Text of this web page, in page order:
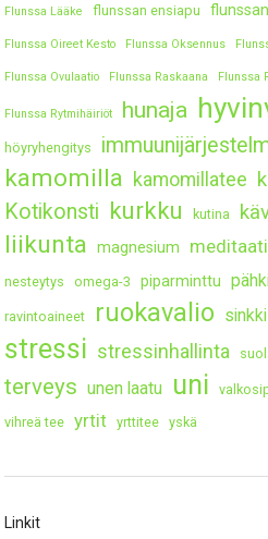
Flunssa Lääke flunssan ensiapu
Flunssa Oireet Kesto Flunssa Oksennus
Flunssa Ovulaatio Flunssa Raskaana Flunssa
Flunssa Rytmihäiriöt hunaja
höyryhengitys
kamomilla kamomillatee
Kotikonsti kurkku kutina
liikunta magnesium
nesteytys omega-3 piparminttu
ravintoaineet ruokavalio sinkki
stressi stressinhallinta
terveys unen laatu uni
vihreä tee
yrtit yrttitee yskä
Linkit